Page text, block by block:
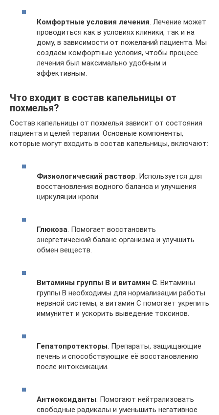
Комфортные условия лечения . Лечение может
проводиться как в условиях клиники, так и на
дому, в зависимости от пожеланий пациента. Мы
создаём комфортные условия, чтобы процесс
лечения был максимально удобным и
эффективным.
Что входит в состав капельницы от
похмелья?
Состав капельницы от похмелья зависит от состояния
пациента и целей терапии. Основные компоненты,
которые могут входить в состав капельницы, включают:
Физиологический раствор. Используется для
восстановления водного баланса и улучшения
циркуляции крови.
Глюкоза. Помогает восстановить
энергетический баланс организма и улучшить
обмен веществ.
Витамины группы B и витамин C. Витамины
группы B необходимы для нормализации работы
нервной системы, а витамин C помогает укрепить
иммунитет и ускорить выведение токсинов.
Гепатопротекторы. Препараты, защищающие
печень и способствующие её восстановлению
после интоксикации.
Антиоксиданты. Помогают нейтрализовать
свободные радикалы и уменьшить негативное